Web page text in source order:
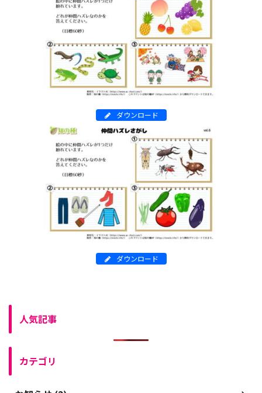
ダウンロード
ダウンロード
人気記事
カテゴリ